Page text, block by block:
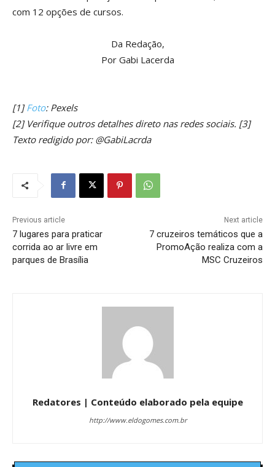
com 12 opções de cursos.
Da Redação,
Por Gabi Lacerda
[1]Foto: Pexels
[2] Verifique outros detalhes direto nas redes sociais. [3]
Texto redigido por: @GabiLacrda
Previous article
7 lugares para praticar
corrida ao ar livre em
parques de Brasília
Next article
7 cruzeiros temáticos que a
PromoAção realiza com a
MSC Cruzeiros
Redatores | Conteúdo elaborado pela equipe
http://www.eldogomes.com.br